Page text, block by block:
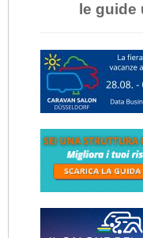
le guide